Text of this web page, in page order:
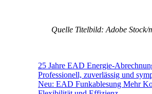
Quelle Titelbild: Adobe Stock/
25 Jahre EAD Energie-
Professionell, zuverlässig und
Neu: EAD Funkablesung Mehr